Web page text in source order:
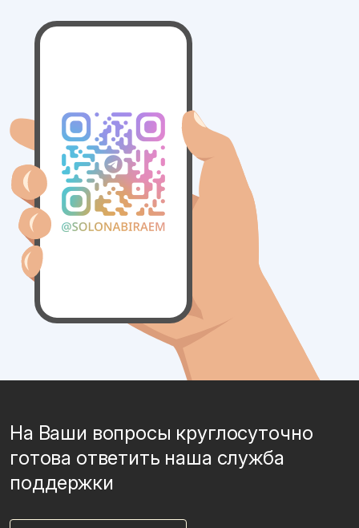
На Ваши вопросы круглосуточно
готова ответить наша служба
поддержки